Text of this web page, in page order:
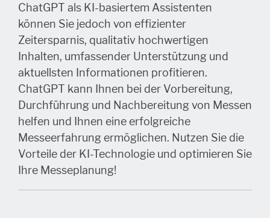
ChatGPT als KI-basiertem Assistenten
können Sie jedoch von effizienter
Zeitersparnis, qualitativ hochwertigen
Inhalten, umfassender Unterstützung und
aktuellsten Informationen profitieren.
ChatGPT kann Ihnen bei der Vorbereitung,
Durchführung und Nachbereitung von Messen
helfen und Ihnen eine erfolgreiche
Messeerfahrung ermöglichen. Nutzen Sie die
Vorteile der KI-Technologie und optimieren Sie
Ihre Messeplanung!